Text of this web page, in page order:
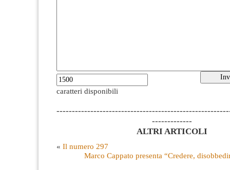
caratteri disponibili
-------------
ALTRI ARTICOLI
« Il numero 297
Marco Cappato presenta “Credere,